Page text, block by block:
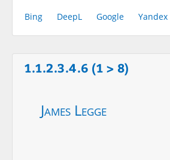
Bing DeepL Google Yandex
1.1.2.3.4.6 (1 > 8)
James Legge